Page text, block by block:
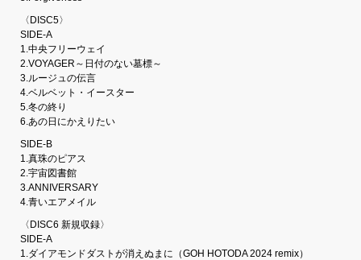
〈DISC5〉
SIDE-A
1.中央フリーウェイ
2.VOYAGER～日付のない墓標～
3.ルージュの伝言
4.ベルベット・イースター
5.冬の終り
6.あの日にかえりたい
SIDE-B
1.真珠のピアス
2.宇宙図書館
3.ANNIVERSARY
4.青いエアメイル
〈DISC6 新規収録〉
SIDE-A
1.ダイアモンドダストが消えぬまに（GOH HOTODA 2024 remix）